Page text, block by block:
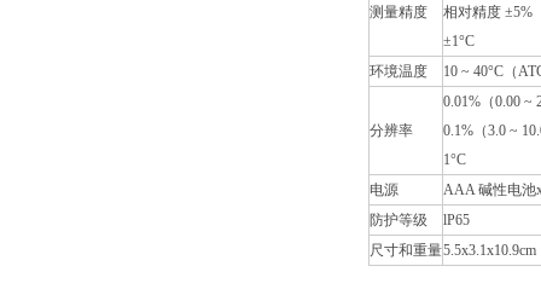
测量精度
相对精度 ±5%
±1°C
环境温度
10 ~ 40°C（
分辨率
0.01%（0.00 ~
0.1%（3.0 ~
1°C
电源
AAA 碱性电池
防护等级
lP65
尺寸和重量